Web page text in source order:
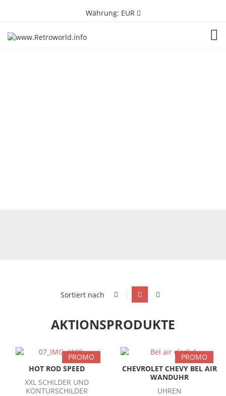
Währung: EUR
Sortiert nach
AKTIONSPRODUKTE
PROMO
HOT ROD SPEED
XXL SCHILDER UND
KONTURSCHILDER
PROMO
CHEVROLET CHEVY BEL AIR
WANDUHR
UHREN